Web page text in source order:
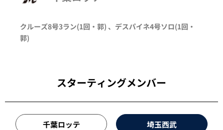
クルーズ8号3ラン(1回・ 郭) 、 デスパイネ4号ソロ(1回・
郭)
スターティングメンバー
千葉ロッテ 埼玉西武